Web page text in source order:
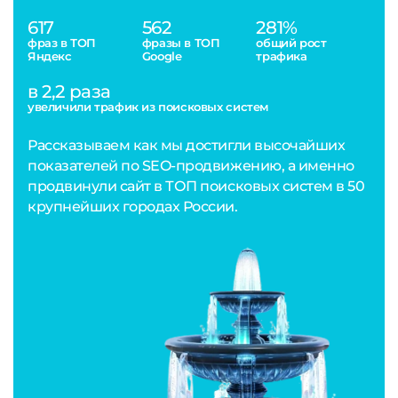
617
фраз в ТОП
Яндекс
562
фразы в ТОП
Google
281%
общий рост
трафика
в 2,2 раза
увеличили трафик из поисковых систем
Рассказываем как мы достигли высочайших
показателей по SEO-продвижению, а именно
продвинули сайт в ТОП поисковых систем в 50
крупнейших городах России.